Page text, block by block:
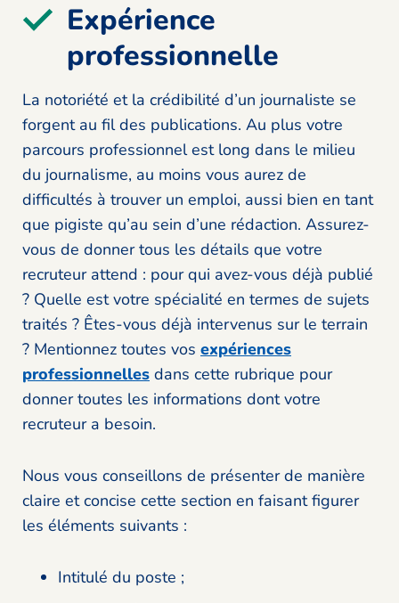
Expérience
professionnelle
La notoriété et la crédibilité d’un journaliste se
forgent au fil des publications. Au plus votre
parcours professionnel est long dans le milieu
du journalisme, au moins vous aurez de
difficultés à trouver un emploi, aussi bien en tant
que pigiste qu’au sein d’une rédaction. Assurez-
vous de donner tous les détails que votre
recruteur attend : pour qui avez-vous déjà publié
? Quelle est votre spécialité en termes de sujets
traités ? Êtes-vous déjà intervenus sur le terrain
? Mentionnez toutes vos expériences
professionnelles dans cette rubrique pour
donner toutes les informations dont votre
recruteur a besoin.
Nous vous conseillons de présenter de manière
claire et concise cette section en faisant figurer
les éléments suivants :
Intitulé du poste ;